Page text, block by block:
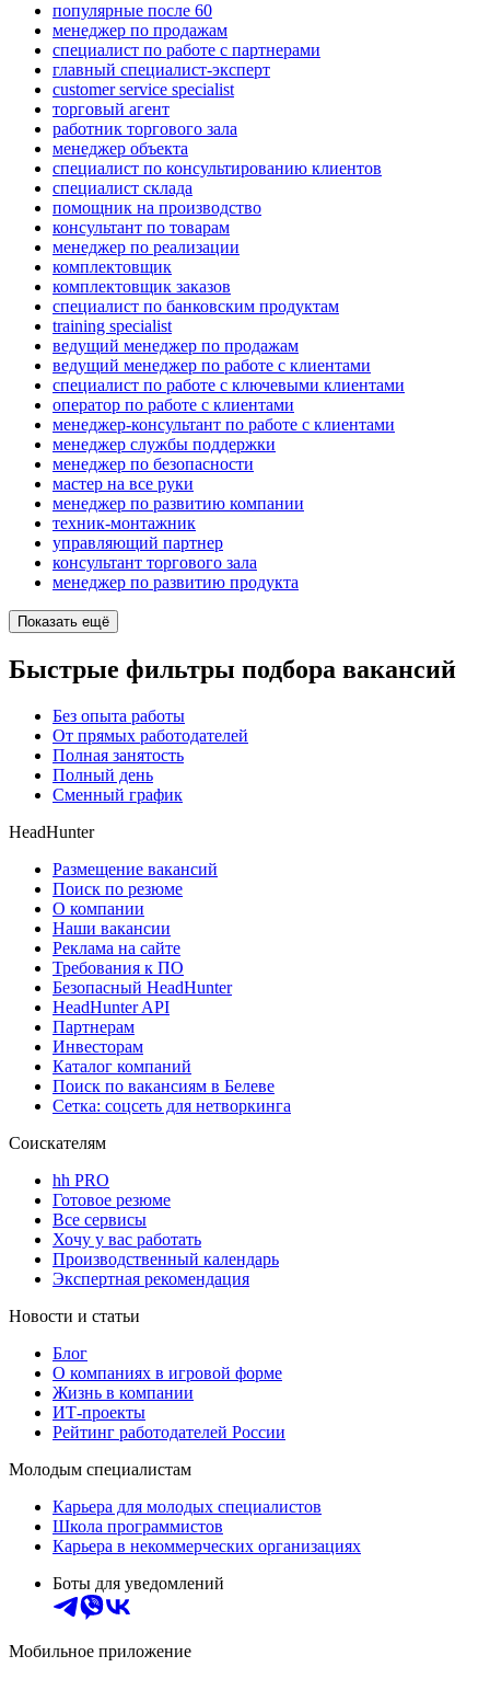
популярные после 60
менеджер по продажам
специалист по работе с партнерами
главный специалист-эксперт
customer service specialist
торговый агент
работник торгового зала
менеджер объекта
специалист по консультированию клиентов
специалист склада
помощник на производство
консультант по товарам
менеджер по реализации
комплектовщик
комплектовщик заказов
специалист по банковским продуктам
training specialist
ведущий менеджер по продажам
ведущий менеджер по работе с клиентами
специалист по работе с ключевыми клиентами
оператор по работе с клиентами
менеджер-консультант по работе с клиентами
менеджер службы поддержки
менеджер по безопасности
мастер на все руки
менеджер по развитию компании
техник-монтажник
управляющий партнер
консультант торгового зала
менеджер по развитию продукта
Показать ещё
Быстрые фильтры подбора вакансий
Без опыта работы
От прямых работодателей
Полная занятость
Полный день
Сменный график
HeadHunter
Размещение вакансий
Поиск по резюме
О компании
Наши вакансии
Реклама на сайте
Требования к ПО
Безопасный HeadHunter
HeadHunter API
Партнерам
Инвесторам
Каталог компаний
Поиск по вакансиям в Белеве
Сетка: соцсеть для нетворкинга
Соискателям
hh PRO
Готовое резюме
Все сервисы
Хочу у вас работать
Производственный календарь
Экспертная рекомендация
Новости и статьи
Блог
О компаниях в игровой форме
Жизнь в компании
ИТ-проекты
Рейтинг работодателей России
Молодым специалистам
Карьера для молодых специалистов
Школа программистов
Карьера в некоммерческих организациях
Боты для уведомлений
Мобильное приложение